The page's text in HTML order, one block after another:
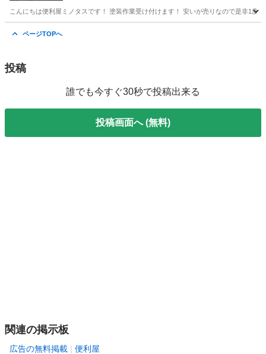
こんにちは便利屋ミノタスです！ 塗装作業受け付けます！ 安いが売りなので是非1度
ページTOPへ
投稿
誰でも今すぐ30秒で投稿出来る
投稿画面へ (無料)
関連の掲示板
広告の無料掲載 便利屋